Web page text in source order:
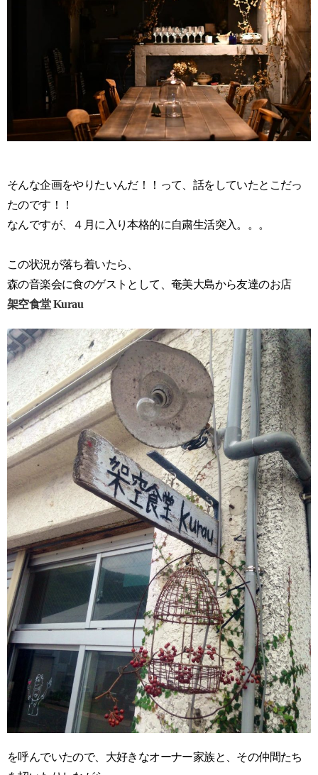
そんな企画をやりたいんだ！！って、話をしていたとこだっ
たのです！！
なんですが、４月に入り本格的に自粛生活突入。。。
この状況が落ち着いたら、
森の音楽会に食のゲストとして、奄美大島から友達のお店
架空食堂 Kurau
を呼んでいたので、大好きなオーナー家族と、その仲間たち